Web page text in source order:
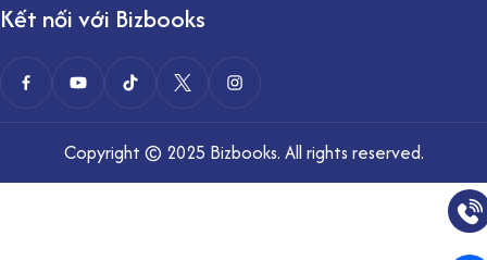
Kết nối với Bizbooks
Copyright © 2025 Bizbooks. All rights reserved.